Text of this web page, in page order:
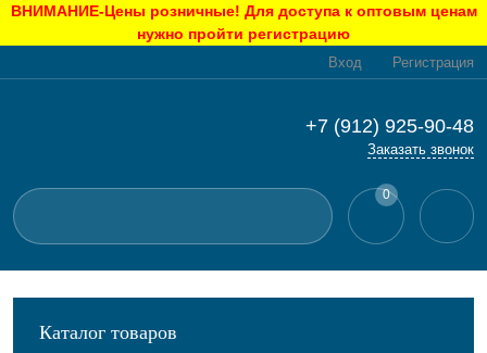
ВНИМАНИЕ-Цены розничные! Для доступа к оптовым ценам
нужно пройти регистрацию
Вход Регистрация
+7 (912) 925-90-48
Заказать звонок
0
Каталог товаров